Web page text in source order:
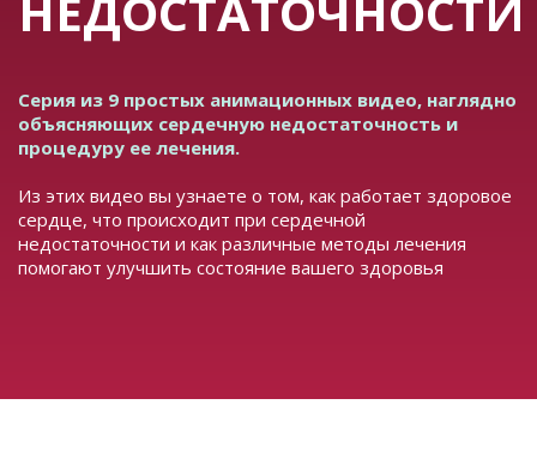
Серия из 9 простых анимационных видео, наглядно
объясняющих сердечную недостаточность и
процедуру ее лечения.
Из этих видео вы узнаете о том, как работает здоровое
сердце, что происходит при сердечной
недостаточности и как различные методы лечения
помогают улучшить состояние вашего здоровья